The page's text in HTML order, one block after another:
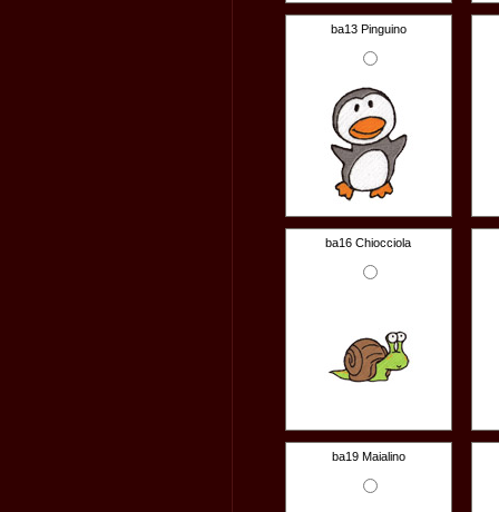
ba13 Pinguino
ba16 Chiocciola
ba19 Maialino